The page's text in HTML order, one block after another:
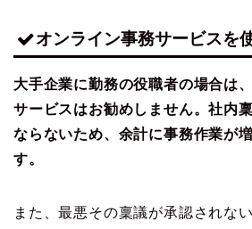
オンライン事務サービスを
大手企業に勤務の役職者の場合は
サービスはお勧めしません。社内
ならないため、余計に事務作業が
す。
また、最悪その稟議が承認されな